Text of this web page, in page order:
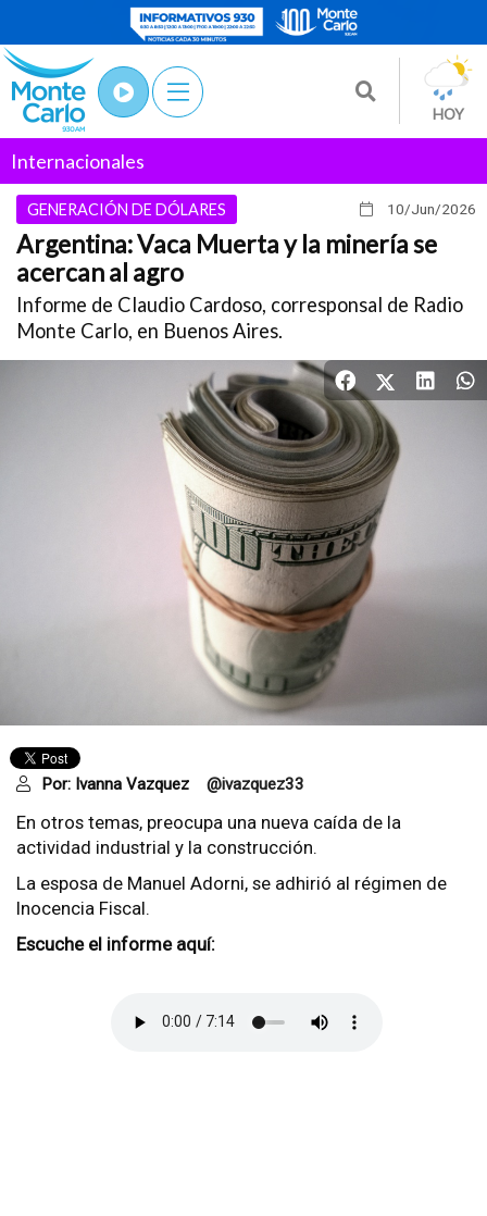
HOY
Internacionales
10/Jun/2026
GENERACIÓN DE DÓLARES
Argentina: Vaca Muerta y la minería se
acercan al agro
Informe de Claudio Cardoso, corresponsal de Radio
Monte Carlo, en Buenos Aires.
Por: Ivanna Vazquez @ivazquez33
En otros temas, preocupa una nueva caída de la
actividad industrial y la construcción.
La esposa de Manuel Adorni, se adhirió al régimen de
Inocencia Fiscal.
Escuche el informe aquí: